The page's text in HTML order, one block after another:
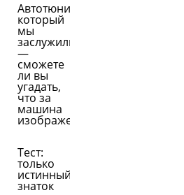
Автотюнинг,
который
мы
заслужили
—
сможете
ли вы
угадать,
что за
машина
изображена
Тест:
только
истинный
знаток